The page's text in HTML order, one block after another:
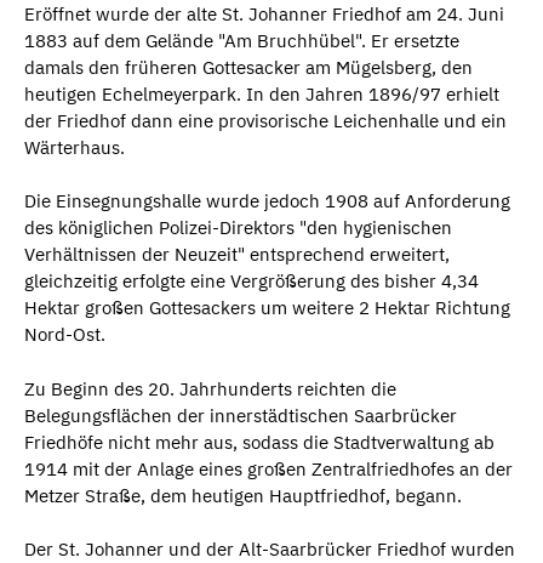
Eröffnet wurde der alte St. Johanner Friedhof am 24. Juni
1883 auf dem Gelände "Am Bruchhübel". Er ersetzte
damals den früheren Gottesacker am Mügelsberg, den
heutigen Echelmeyerpark. In den Jahren 1896/97 erhielt
der Friedhof dann eine provisorische Leichenhalle und ein
Wärterhaus.
Die Einsegnungshalle wurde jedoch 1908 auf Anforderung
des königlichen Polizei-Direktors "den hygienischen
Verhältnissen der Neuzeit" entsprechend erweitert,
gleichzeitig erfolgte eine Vergrößerung des bisher 4,34
Hektar großen Gottesackers um weitere 2 Hektar Richtung
Nord-Ost.
Zu Beginn des 20. Jahrhunderts reichten die
Belegungsflächen der innerstädtischen Saarbrücker
Friedhöfe nicht mehr aus, sodass die Stadtverwaltung ab
1914 mit der Anlage eines großen Zentralfriedhofes an der
Metzer Straße, dem heutigen Hauptfriedhof, begann.
Der St. Johanner und der Alt-Saarbrücker Friedhof wurden